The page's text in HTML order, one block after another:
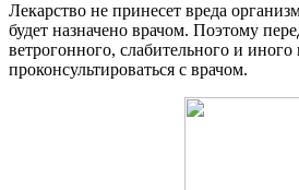
Лекарство не принесет вреда
будет назначено врачом. Поэтому
ветрогонного, слабительного и иного
проконсультироваться с врачом.